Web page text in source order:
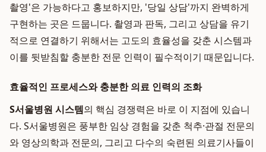
촬영'은 가능하다고 홍보하지만, '당일 상담'까지 완벽하게
구현하는 곳은 드뭅니다. 촬영과 판독, 그리고 상담을 유기
적으로 연결하기 위해서는 고도의 효율성을 갖춘 시스템과
이를 뒷받침할 충분한 전문 인력이 필수적이기 때문입니다.
효율적인 프로세스와 충분한 의료 인력의 조화
S서울병원 시스템의 핵심 경쟁력은 바로 이 지점에 있습니
다. S서울병원은 풍부한 임상 경험을 갖춘 척추·관절 전문의
와 영상의학과 전문의, 그리고 다수의 숙련된 의료기사들이